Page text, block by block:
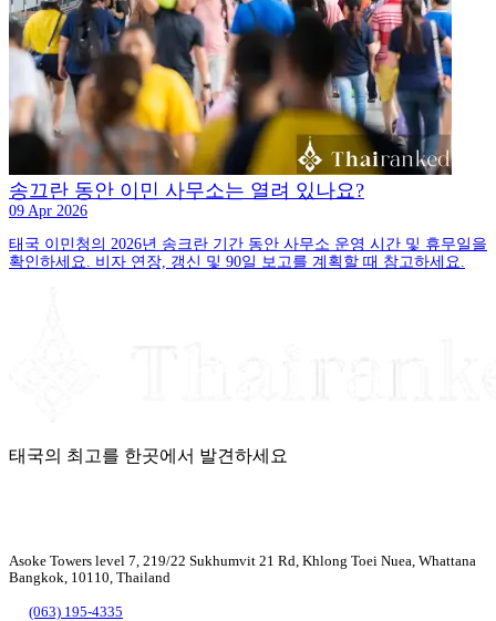
송끄란 동안 이민 사무소는 열려 있나요?
09 Apr 2026
태국 이민청의 2026년 송크란 기간 동안 사무소 운영 시간 및 휴무일을
확인하세요. 비자 연장, 갱신 및 90일 보고를 계획할 때 참고하세요.
태국의 최고를 한곳에서 발견하세요
Asoke Towers level 7, 219/22 Sukhumvit 21 Rd, Khlong Toei Nuea, Whattana
Bangkok, 10110, Thailand
(063) 195-4335